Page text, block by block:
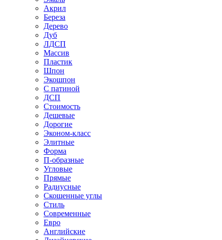
Акрил
Береза
Дерево
Дуб
ЛДСП
Массив
Пластик
Шпон
Экошпон
С патиной
ДСП
Стоимость
Дешевые
Дорогие
Эконом-класс
Элитные
Форма
П-образные
Угловые
Прямые
Радиусные
Скошенные углы
Стиль
Современные
Евро
Английские